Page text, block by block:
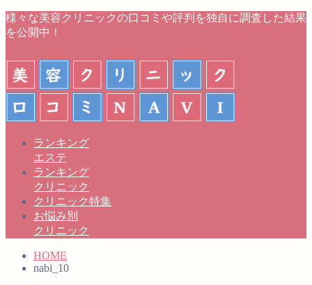
様々な美容クリニックの口コミや評判を独自に調査した結果
を公開中！
ランキング
エステ
ランキング
クリニック
クリニック特集
お悩み別
クリニック
HOME
nabi_10